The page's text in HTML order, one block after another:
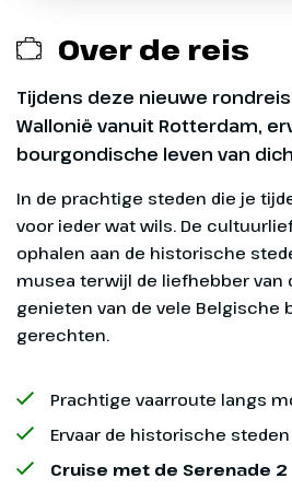
Over de reis
Tijdens deze nieuwe
Wallonië vanuit Rotterdam,
bourgondische leven van
In de prachtige steden die je
voor ieder wat wils. De
ophalen aan de historische
musea terwijl de liefhebber van
genieten van de vele Belgische
gerechten.
Prachtige vaarroute langs
Ervaar de historische
Cruise met de Serenade 2
Dag 1
Om 17.00 uur
harte welkom
je je koffers
Verzekeringen
Vanaf-prijs
op het benedendek.